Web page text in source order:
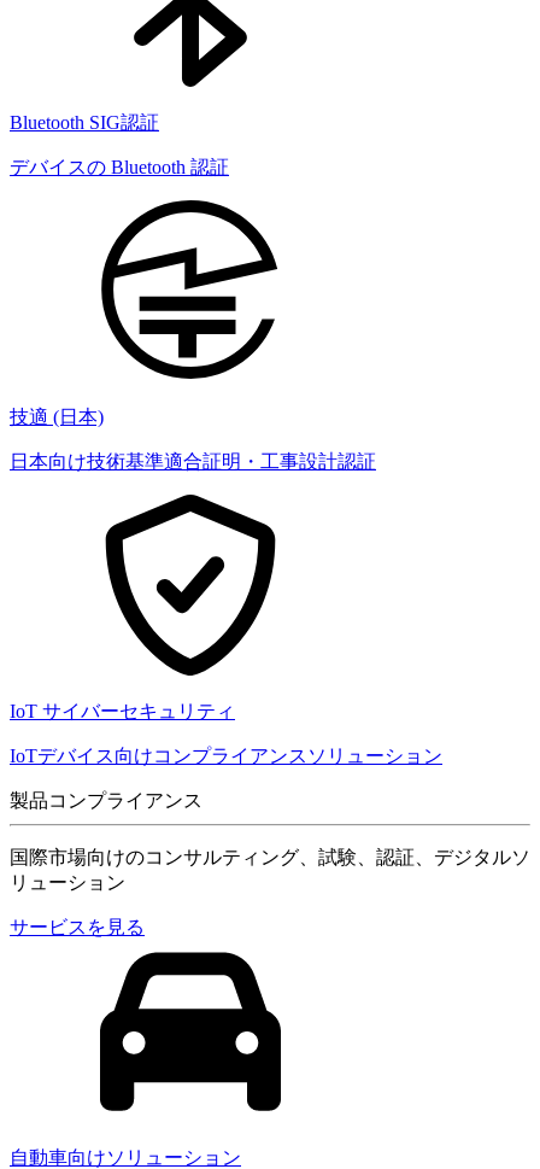
Bluetooth SIG認証
デバイスの Bluetooth 認証
技適 (日本)
日本向け技術基準適合証明・工事設計認証
IoT サイバーセキュリティ
IoTデバイス向けコンプライアンスソリューション
製品コンプライアンス
国際市場向けのコンサルティング、試験、認証、デジタルソ
リューション
サービスを見る
自動車向けソリューション